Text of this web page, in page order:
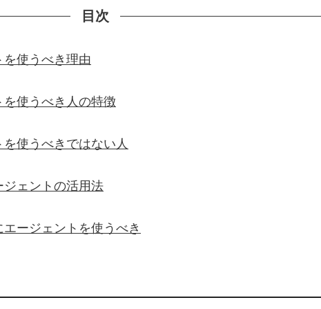
目次
使うべき理由
使うべき人の特徴
使うべきではない人
ェントの活用法
ージェントを使うべき